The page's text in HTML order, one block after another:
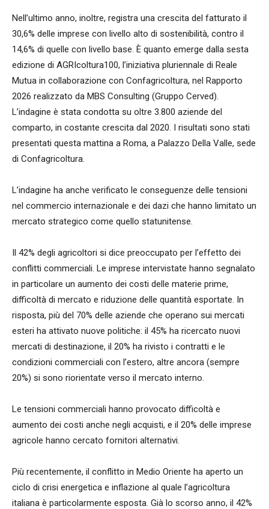
Nell’ultimo anno, inoltre, registra una crescita del fatturato il
30,6% delle imprese con livello alto di sostenibilità, contro il
14,6% di quelle con livello base. È quanto emerge dalla sesta
edizione di AGRIcoltura100, l’iniziativa pluriennale di Reale
Mutua in collaborazione con Confagricoltura, nel Rapporto
2026 realizzato da MBS Consulting (Gruppo Cerved).
L’indagine è stata condotta su oltre 3.800 aziende del
comparto, in costante crescita dal 2020. I risultati sono stati
presentati questa mattina a Roma, a Palazzo Della Valle, sede
di Confagricoltura.
L’indagine ha anche verificato le conseguenze delle tensioni
nel commercio internazionale e dei dazi che hanno limitato un
mercato strategico come quello statunitense.
Il 42% degli agricoltori si dice preoccupato per l’effetto dei
conflitti commerciali. Le imprese intervistate hanno segnalato
in particolare un aumento dei costi delle materie prime,
difficoltà di mercato e riduzione delle quantità esportate. In
risposta, più del 70% delle aziende che operano sui mercati
esteri ha attivato nuove politiche: il 45% ha ricercato nuovi
mercati di destinazione, il 20% ha rivisto i contratti e le
condizioni commerciali con l’estero, altre ancora (sempre
20%) si sono riorientate verso il mercato interno.
Le tensioni commerciali hanno provocato difficoltà e
aumento dei costi anche negli acquisti, e il 20% delle imprese
agricole hanno cercato fornitori alternativi.
Più recentemente, il conflitto in Medio Oriente ha aperto un
ciclo di crisi energetica e inflazione al quale l’agricoltura
italiana è particolarmente esposta. Già lo scorso anno, il 42%